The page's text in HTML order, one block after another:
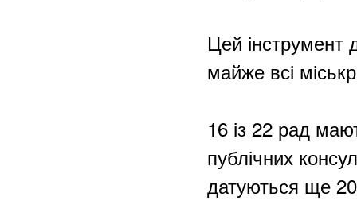
Цей інструмент
майже всі
16 із 22 рад
публічних
датуються ще